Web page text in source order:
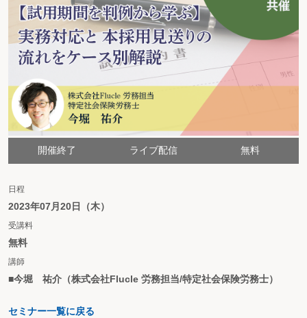
開催終了 ライブ配信 無料
日程
2023年07月20日（木）
受講料
無料
講師
■今堀 祐介（株式会社Flucle 労務担当/特定社会保険労務士）
セミナー一覧に戻る